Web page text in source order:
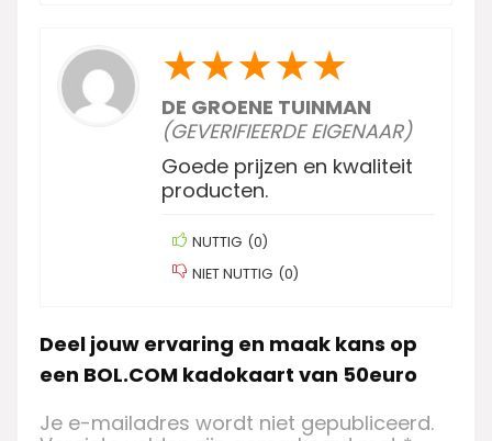
★★★★★
DE GROENE TUINMAN
(GEVERIFIEERDE EIGENAAR)
Goede prijzen en kwaliteit
producten.
NUTTIG (0)
NIET NUTTIG (0)
Deel jouw ervaring en maak kans op
een BOL.COM kadokaart van 50euro
Je e-mailadres wordt niet gepubliceerd.